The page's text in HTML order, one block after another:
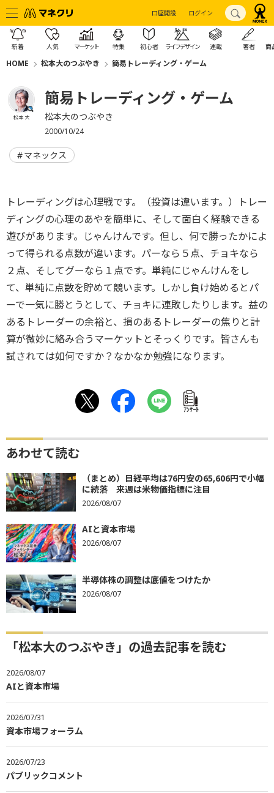
口座開設 ログイン
新着 人気 マーケット 特集 初心者 ライフデザイン 連載 著者 商
HOME 松本大のつぶやき 簡易トレーディング・ゲーム
松本 大
簡易トレーディング・ゲーム
松本大のつぶやき
2000/10/24
マネックス
トレーディングは心理戦です。（投資は違います。）トレー
ディングの心理のあやを簡単に、そして面白く経験できる
遊びがあります。じゃんけんです。但し、何で勝ったかによ
って得られる点数が違います。パーなら５点、チョキなら
２点、そしてグーなら１点です。単純にじゃんけんをし
て、単純に点数を貯めて競います。しかし負け始めるとパ
ーで一気に勝とうとして、チョキに連敗したりします。益の
あるトレーダーの余裕と、損のあるトレーダーの焦りと計
算が微妙に絡み合うマーケットとそっくりです。皆さんも
試されては如何ですか？なかなか勉強になります。
ｱﾝｹｰﾄ
あわせて読む
（まとめ）日経平均は76円安の65,606円で小幅
に続落 来週は米物価指標に注目
2026/08/07
AIと資本市場
2026/08/07
半導体株の調整は底値をつけたか
2026/08/07
「松本大のつぶやき」の過去記事を読む
2026/08/07
AIと資本市場
2026/07/31
資本市場フォーラム
2026/07/23
パブリックコメント